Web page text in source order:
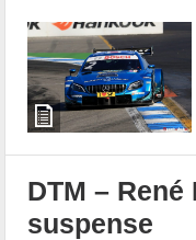
DTM –
suspense